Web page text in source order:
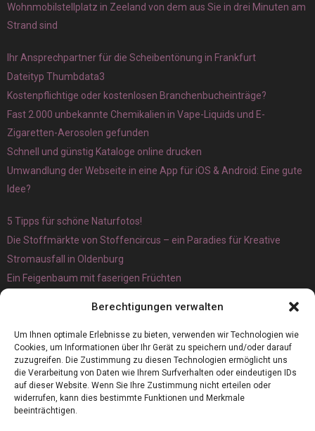
Berechtigungen verwalten
Um Ihnen optimale Erlebnisse zu bieten, verwenden wir Technologien wie
Cookies, um Informationen über Ihr Gerät zu speichern und/oder darauf
zuzugreifen. Die Zustimmung zu diesen Technologien ermöglicht uns
die Verarbeitung von Daten wie Ihrem Surfverhalten oder eindeutigen IDs
auf dieser Website. Wenn Sie Ihre Zustimmung nicht erteilen oder
widerrufen, kann dies bestimmte Funktionen und Merkmale
beeinträchtigen.
Wohnmobilstellplatz in Zeeland von dem aus Sie in drei Minuten am
Strand sind
Ihr Ansprechpartner für die Scheibentönung in Frankfurt
Dateityp Thumbdata3
Kostenpflichtige oder kostenlosen Branchenbucheinträge?
Fast 2.000 unbekannte Chemikalien in Vape-Liquids und E-
Zigaretten-Aerosolen gefunden
Schnell und günstig Kataloge online drucken
Umwandlung der Webseite in eine App für iOS & Android: Eine gute
Idee?
5 Tipps für schöne Naturfotos!
Die Stoffmärkte von Stoffencircus – ein Paradies für Kreative
Stromausfall in Oldenburg
Ein Feigenbaum mit faserigen Früchten
Magnetangeln